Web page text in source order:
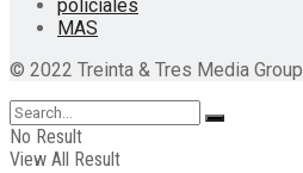
policiales
MAS
© 2022 Treinta & Tres Media Group
No Result
View All Result